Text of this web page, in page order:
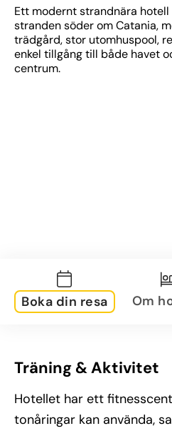
Ett modernt strandnära
stranden söder om Catania,
trädgård, stor utomhuspool,
enkel tillgång till både havet
centrum.
Boka din resa Om
Träning & Aktivitet
Hotellet har ett
tonåringar kan använda,